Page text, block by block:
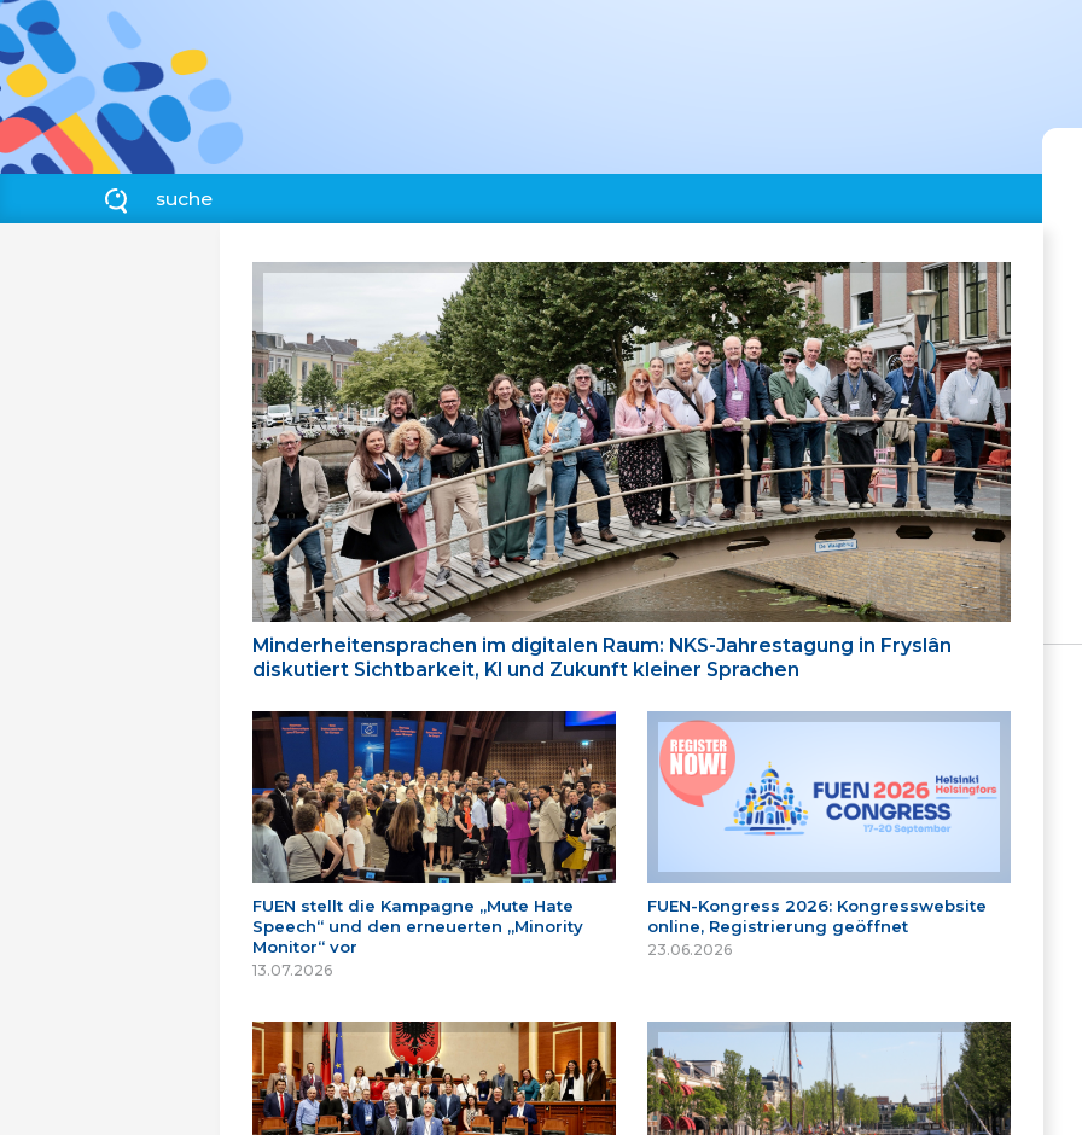
Minderheitensprachen im digitalen Raum: NKS-Jahrestagung in Fryslân
diskutiert Sichtbarkeit, KI und Zukunft kleiner Sprachen
FUEN stellt die Kampagne „Mute Hate
Speech“ und den erneuerten „Minority
Monitor“ vor
13.07.2026
FUEN-Kongress 2026: Kongresswebsite
online, Registrierung geöffnet
23.06.2026